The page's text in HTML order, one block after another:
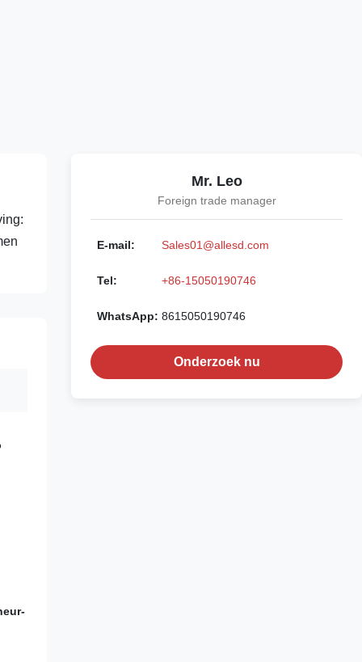
Mr. Leo
Foreign trade manager
E-mail: Sales01@allesd.com
Tel: +86-15050190746
WhatsApp: 8615050190746
Onderzoek nu